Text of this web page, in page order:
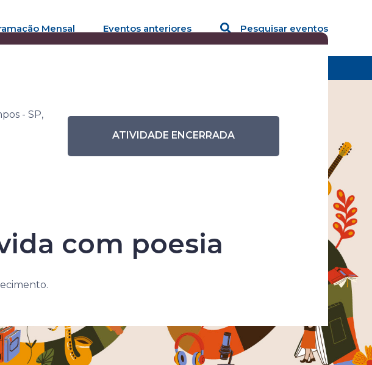
Mensal Eventos anteriores Pesquisar eventos
- SP,
ATIVIDADE ENCERRADA
com poesia